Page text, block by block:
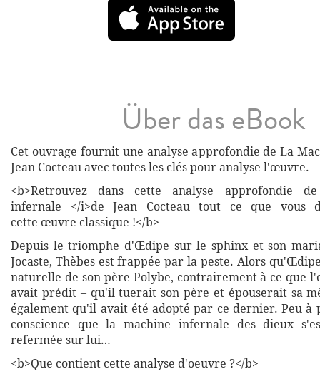
Über das eBook
Cet ouvrage fournit une analyse approfondie de La
Jean Cocteau avec toutes les clés pour analyse l'œuvre.
<b>Retrouvez dans cette analyse approfondie
infernale </i>de Jean Cocteau tout ce que vous
cette œuvre classique !</b>
Depuis le triomphe d'Œdipe sur le sphinx et son
Jocaste, Thèbes est frappée par la peste. Alors
naturelle de son père Polybe, contrairement à ce que
avait prédit – qu'il tuerait son père et épouserait sa
également qu'il avait été adopté par ce dernier. Peu
conscience que la machine infernale des dieux
refermée sur lui…
<b>Que contient cette analyse d'oeuvre ?</b>